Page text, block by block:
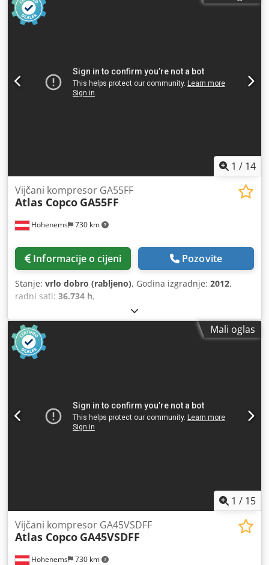
1 / 14
Hohenems 730 km
Vijčani kompresor GA55FF
Atlas Copco GA55FF
Informacije o cijeni Pozovite
Stanje: vrlo dobro (rabljeno), Godina izgradnje: 2012,
radni sati: 36.734 h,
Mali oglas
1 / 15
Hohenems 730 km
Vijčani kompresor GA45VSDFF
Atlas Copco GA45VSDFF